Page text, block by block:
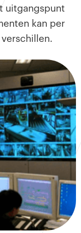
uitgangspunt
kan per